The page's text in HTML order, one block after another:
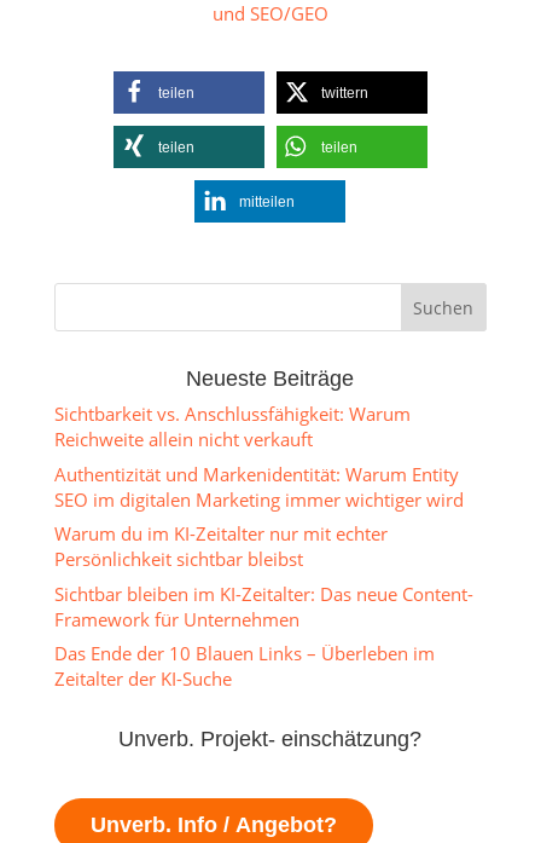
und SEO/GEO
teilen twittern
teilen teilen
mitteilen
Neueste Beiträge
Sichtbarkeit vs. Anschlussfähigkeit: Warum
Reichweite allein nicht verkauft
Authentizität und Markenidentität: Warum Entity
SEO im digitalen Marketing immer wichtiger wird
Warum du im KI-Zeitalter nur mit echter
Persönlichkeit sichtbar bleibst
Sichtbar bleiben im KI-Zeitalter: Das neue Content-
Framework für Unternehmen
Das Ende der 10 Blauen Links – Überleben im
Zeitalter der KI-Suche
Unverb. Projekt- einschätzung?
Unverb. Info / Angebot?